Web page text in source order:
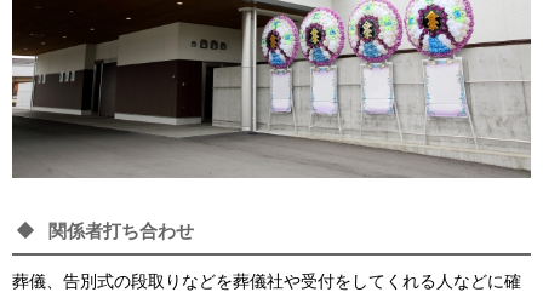
関係者打ち合わせ
葬儀、告別式の段取りなどを葬儀社や受付をしてくれる人などに確